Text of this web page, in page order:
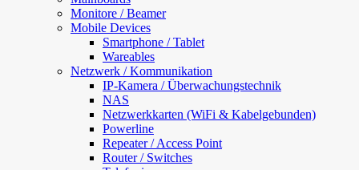
Monitore / Beamer
Mobile Devices
Smartphone / Tablet
Wareables
Netzwerk / Kommunikation
IP-Kamera / Überwachungstechnik
NAS
Netzwerkkarten (WiFi & Kabelgebunden)
Powerline
Repeater / Access Point
Router / Switches